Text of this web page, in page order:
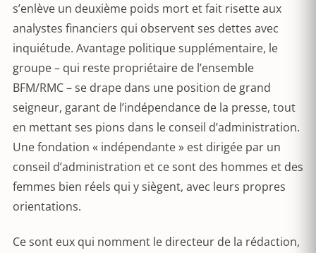
s’enlève un deuxième poids mort et fait risette aux
analystes financiers qui observent ses dettes avec
inquiétude. Avantage politique supplémentaire, le
groupe – qui reste propriétaire de l’ensemble
BFM/RMC – se drape dans une position de grand
seigneur, garant de l’indépendance de la presse, tout
en mettant ses pions dans le conseil d’administration.
Une fondation « indépendante » est dirigée par un
conseil d’administration et ce sont des hommes et des
femmes bien réels qui y siègent, avec leurs propres
orientations.
Ce sont eux qui nomment le directeur de la rédaction,